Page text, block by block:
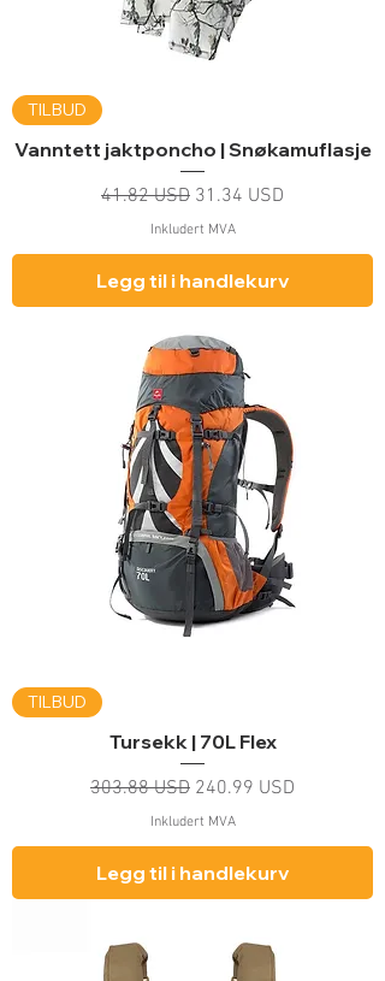
TILBUD
Vanntett jaktponcho | Snøkamuflasje
Vanlig pris
41.82 USD Salgspris
31.34 USD
Inkludert MVA
Legg til i handlekurv
TILBUD
Tursekk | 70L Flex
Vanlig pris
303.88 USD Salgspris
240.99 USD
Inkludert MVA
Legg til i handlekurv